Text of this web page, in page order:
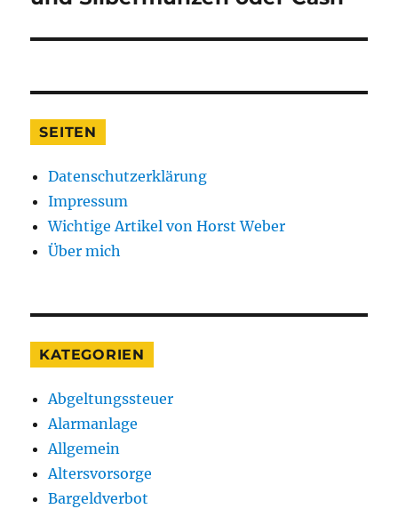
SEITEN
Datenschutzerklärung
Impressum
Wichtige Artikel von Horst Weber
Über mich
KATEGORIEN
Abgeltungssteuer
Alarmanlage
Allgemein
Altersvorsorge
Bargeldverbot